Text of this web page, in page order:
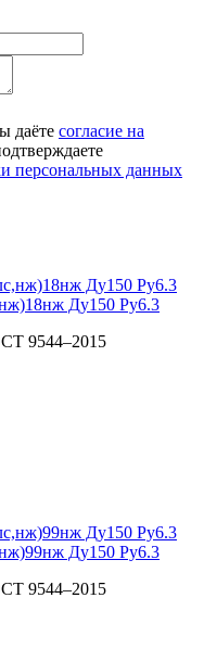
даёте согласие на
персональных данных
Ду150 Ру6.3
9544–2015
Ду150 Ру6.3
9544–2015